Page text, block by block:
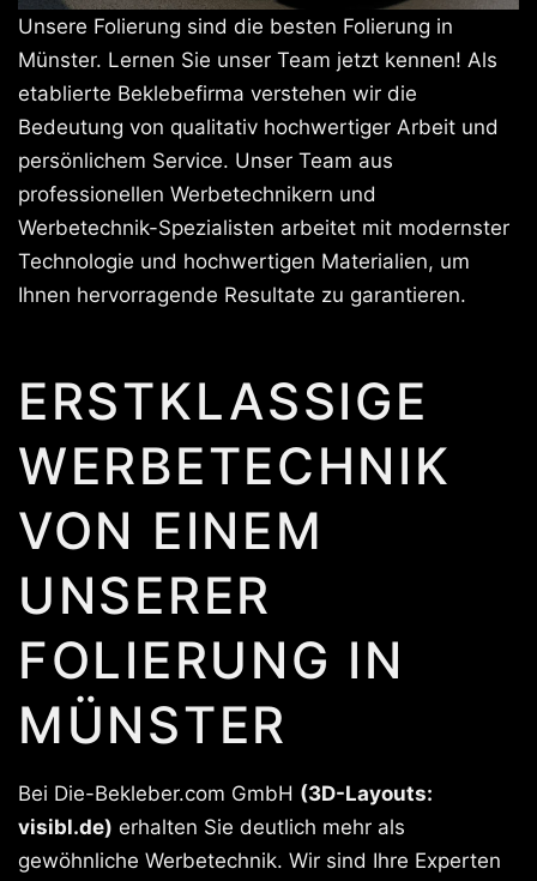
Unsere Folierung sind die besten Folierung in
Münster. Lernen Sie unser Team jetzt kennen! Als
etablierte Beklebefirma verstehen wir die
Bedeutung von qualitativ hochwertiger Arbeit und
persönlichem Service. Unser Team aus
professionellen Werbetechnikern und
Werbetechnik-Spezialisten arbeitet mit modernster
Technologie und hochwertigen Materialien, um
Ihnen hervorragende Resultate zu garantieren.
ERSTKLASSIGE
WERBETECHNIK
VON EINEM
UNSERER
FOLIERUNG IN
MÜNSTER
Bei Die-Bekleber.com GmbH (3D-Layouts:
visibl.de) erhalten Sie deutlich mehr als
gewöhnliche Werbetechnik. Wir sind Ihre Experten